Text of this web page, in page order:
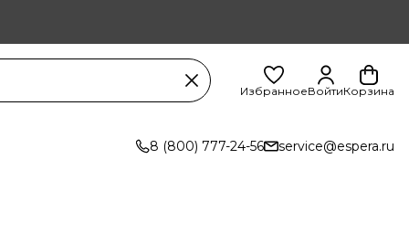
ИзбранноеВойтиКорзина
8 (800) 777-24-56 service@espera.ru